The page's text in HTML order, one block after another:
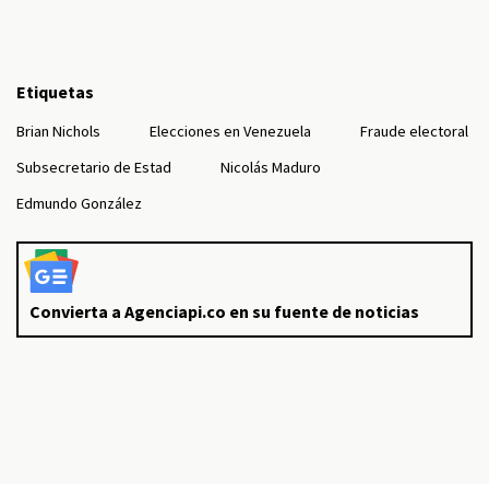
Etiquetas
Brian Nichols Elecciones en Venezuela
Fraude electoral
Subsecretario de Estad
Nicolás Maduro
Edmundo González
Convierta a Agenciapi.co en su fuente de noticias